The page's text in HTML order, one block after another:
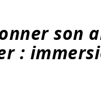
son
: